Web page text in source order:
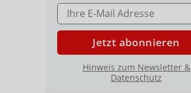
E-MAIL ADRESSE
Jetzt abonnieren
Hinweis zum Newsletter &
Datenschutz